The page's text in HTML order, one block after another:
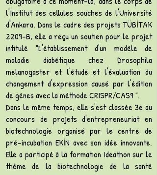
l'Institut des cellules souches de l'Université
d'Ankara. Dans le cadre des projets TÜBİTAK
2209-B, elle a reçu un soutien pour le projet
intitulé "L'établissement d'un modèle de
maladie diabétique chez Drosophila
melanogaster et l'étude et l'évaluation du
changement d'expression causé par l'édition
de gènes avec la méthode CRISPR/CAS9 ".
Dans le même temps, elle s'est classée 3e au
concours de projets d'entrepreneuriat en
biotechnologie organisé par le centre de
pré-incubation EKİN avec son idée innovante.
Elle a participé à la formation Ideathon sur le
thème de la biotechnologie de la santé